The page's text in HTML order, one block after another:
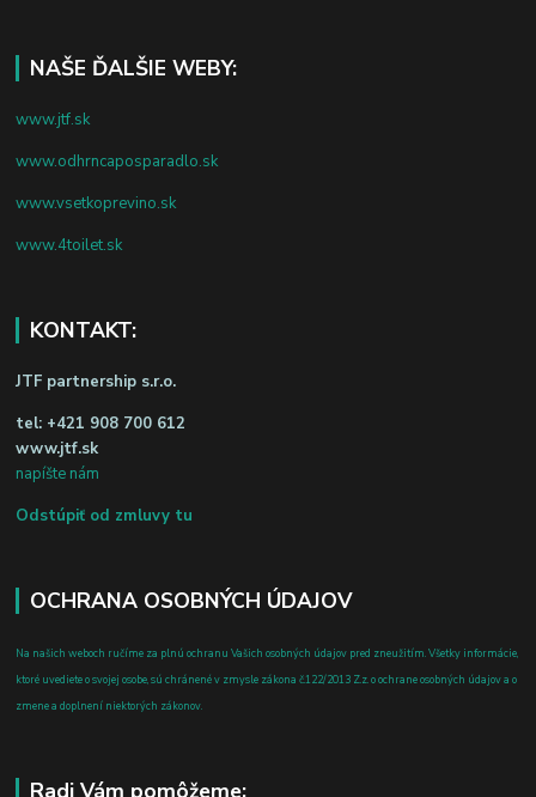
NAŠE ĎALŠIE WEBY:
www.jtf.sk
www.odhrncaposparadlo.sk
www.vsetkoprevino.sk
www.4toilet.sk
KONTAKT:
JTF partnership s.r.o.
tel: +421 908 700 612
www.jtf.sk
napíšte nám
Odstúpiť od zmluvy tu
OCHRANA OSOBNÝCH ÚDAJOV
Na našich weboch ručíme za plnú ochranu Vašich osobných údajov pred zneužitím. Všetky informácie,
ktoré uvediete o svojej osobe, sú chránené v zmysle zákona č.122/2013 Z.z. o ochrane osobných údajov a o
zmene a doplnení niektorých zákonov.
Radi Vám pomôžeme: